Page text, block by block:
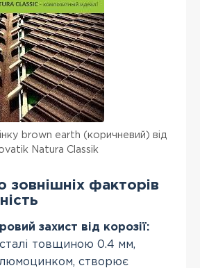
brown earth (коричневий) від
Natura Classik
зовнішніх факторів
захист від корозії:
товщиною 0.4 мм,
створює